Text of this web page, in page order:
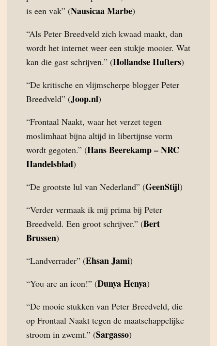
is een vak” (Nausicaa Marbe)
“Als Peter Breedveld zich kwaad maakt, dan
wordt het internet weer een stukje mooier. Wat
kan die gast schrijven.” (Hollandse Hufters)
“De kritische en vlijmscherpe blogger Peter
Breedveld” (Joop.nl)
“Frontaal Naakt, waar het verzet tegen
moslimhaat bijna altijd in libertijnse vorm
wordt gegoten.” (Hans Beerekamp – NRC
Handelsblad)
“De grootste lul van Nederland” (GeenStijl)
“Verder vermaak ik mij prima bij Peter
Breedveld. Een groot schrijver.” (Bert
Brussen)
“Landverrader” (Ehsan Jami)
“You are an icon!” (Dunya Henya)
“De mooie stukken van Peter Breedveld, die
op Frontaal Naakt tegen de maatschappelijke
stroom in zwemt.” (Sargasso)